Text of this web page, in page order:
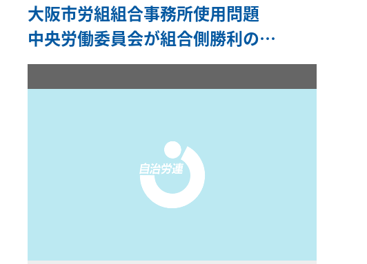
大阪市労組組合事務所使用問題
中央労働委員会が組合側勝利の…